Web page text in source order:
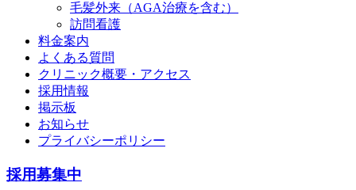
毛髪外来（AGA治療を含む）
訪問看護
料金案内
よくある質問
クリニック概要・アクセス
採用情報
掲示板
お知らせ
プライバシーポリシー
採用募集中